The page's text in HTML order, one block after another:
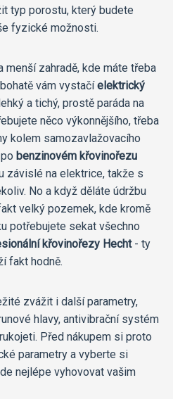
typ porostu, který budete
fyzické možnosti.
menší zahradě, kde máte třeba
vám vystačíelektrický
a tichý, prostě paráda na
něco výkonnějšího, třeba
kolem samozavlažovacího
benzinovém křovinořezu
závislé na elektrice, takže s
No a když děláte údržbu
velký pozemek, kde kromě
potřebujete sekat všechno
křovinořezy Hecht- ty
fakt hodně.
zvážit i další parametry,
hlavy, antivibrační systém
Před nákupem si proto
parametry a vyberte si
nejlépe vyhovovat vašim